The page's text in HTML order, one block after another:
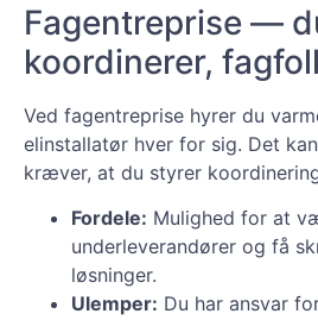
Fagentreprise —
koordinerer,
Ved fagentreprise hyrer du
elinstallatør hver for sig. Det
kræver, at du styrer
Fordele: Mulighed for at
underleverandører og få
løsninger.
Ulemper: Du har ansvar